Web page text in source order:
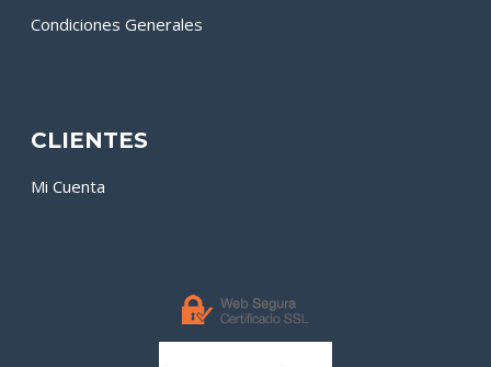
Condiciones Generales
CLIENTES
Mi Cuenta